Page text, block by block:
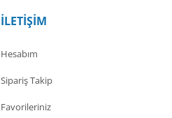
İLETİŞİM
Hesabım
Sipariş Takip
Favorileriniz